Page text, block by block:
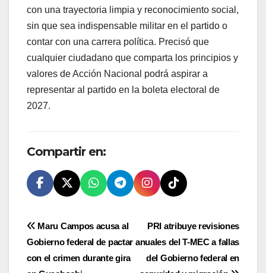
con una trayectoria limpia y reconocimiento social,
sin que sea indispensable militar en el partido o
contar con una carrera política. Precisó que
cualquier ciudadano que comparta los principios y
valores de Acción Nacional podrá aspirar a
representar al partido en la boleta electoral de
2027.
Compartir en:
Navegación
de
PRI atribuye revisiones
anuales del T-MEC a fallas
del Gobierno federal en
Maru Campos acusa al
Gobierno federal de pactar
con el crimen durante gira